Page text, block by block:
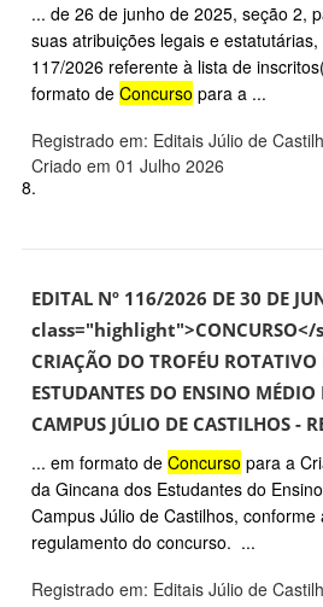
... de 26 de junho de 2025, seção 2,
suas atribuições legais e
117/2026 referente à lista de
formato de Concurso para a ...
Registrado em: Editais Júlio de
Criado em 01 Julho 2026
8.
EDITAL Nº 116/2026 DE 30 DE
class="highlight">CONCURSO</
CRIAÇÃO DO TROFÉU
ESTUDANTES DO ENSINO
CAMPUS JÚLIO DE CASTILHOS -
... em formato de Concurso para a
da Gincana dos Estudantes do
Campus Júlio de Castilhos, conforme
regulamento do concurso. ...
Registrado em: Editais Júlio de